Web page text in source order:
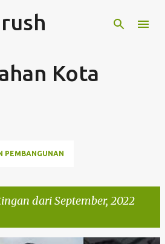
ke konten utama
Kota
PEMBANGUNAN
dari September, 2022